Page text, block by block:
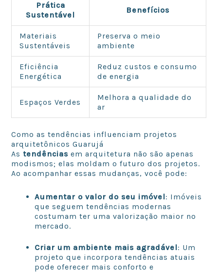
Prática
Sustentável
Benefícios
Materiais
Sustentáveis
Preserva o meio
ambiente
Eficiência
Energética
Reduz custos e consumo
de energia
Espaços Verdes
Melhora a qualidade do
ar
Como as tendências influenciam projetos
arquitetônicos Guarujá
Astendências em arquitetura não são apenas
modismos; elas moldam o futuro dos projetos.
Ao acompanhar essas mudanças, você pode:
Aumentar o valor do seu imóvel: Imóveis
que seguem tendências modernas
costumam ter uma valorização maior no
mercado.
Criar um ambiente mais agradável: Um
projeto que incorpora tendências atuais
pode oferecer mais conforto e